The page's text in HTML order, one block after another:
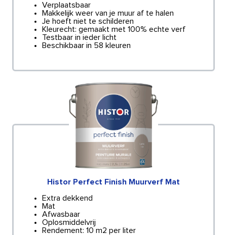
Verplaatsbaar
Makkelijk weer van je muur af te halen
Je hoeft niet te schilderen
Kleurecht: gemaakt met 100% echte verf
Testbaar in ieder licht
Beschikbaar in 58 kleuren
Histor Perfect Finish Muurverf Mat
Extra dekkend
Mat
Afwasbaar
Oplosmiddelvrij
Rendement: 10 m2 per liter